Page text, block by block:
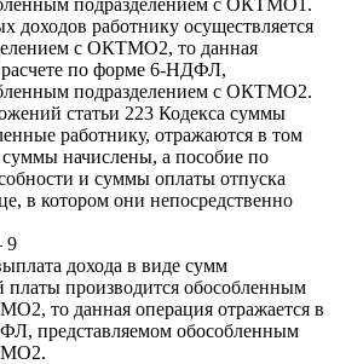
доходов работнику осуществляется
с ОКТМО2, то данная
расчете по форме 6-НДФЛ,
подразделением с ОКТМО2.
статьи 223 Кодекса суммы
работнику, отражаются в том
суммы начислены, а пособие по
и суммы оплаты отпуска
в котором они непосредственно
9
дохода в виде сумм
платы производится обособленным
то данная операция отражается в
представляемом обособленным